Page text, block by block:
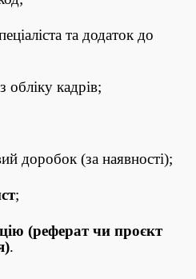
та додаток до
обліку кадрів;
доробок (за наявності);
;
(реферат чи проєкт
.